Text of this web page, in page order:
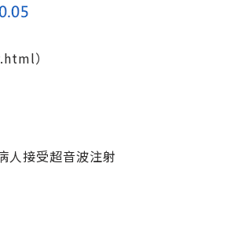
）
人接受超音波注射